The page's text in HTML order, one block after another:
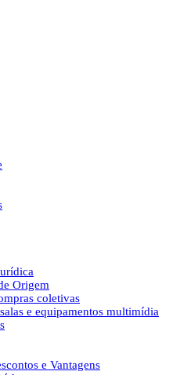
Origem
coletivas
e equipamentos multimídia
e Vantagens